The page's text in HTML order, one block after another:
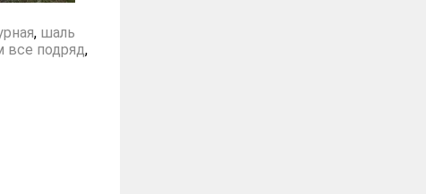
, шаль
все подряд,